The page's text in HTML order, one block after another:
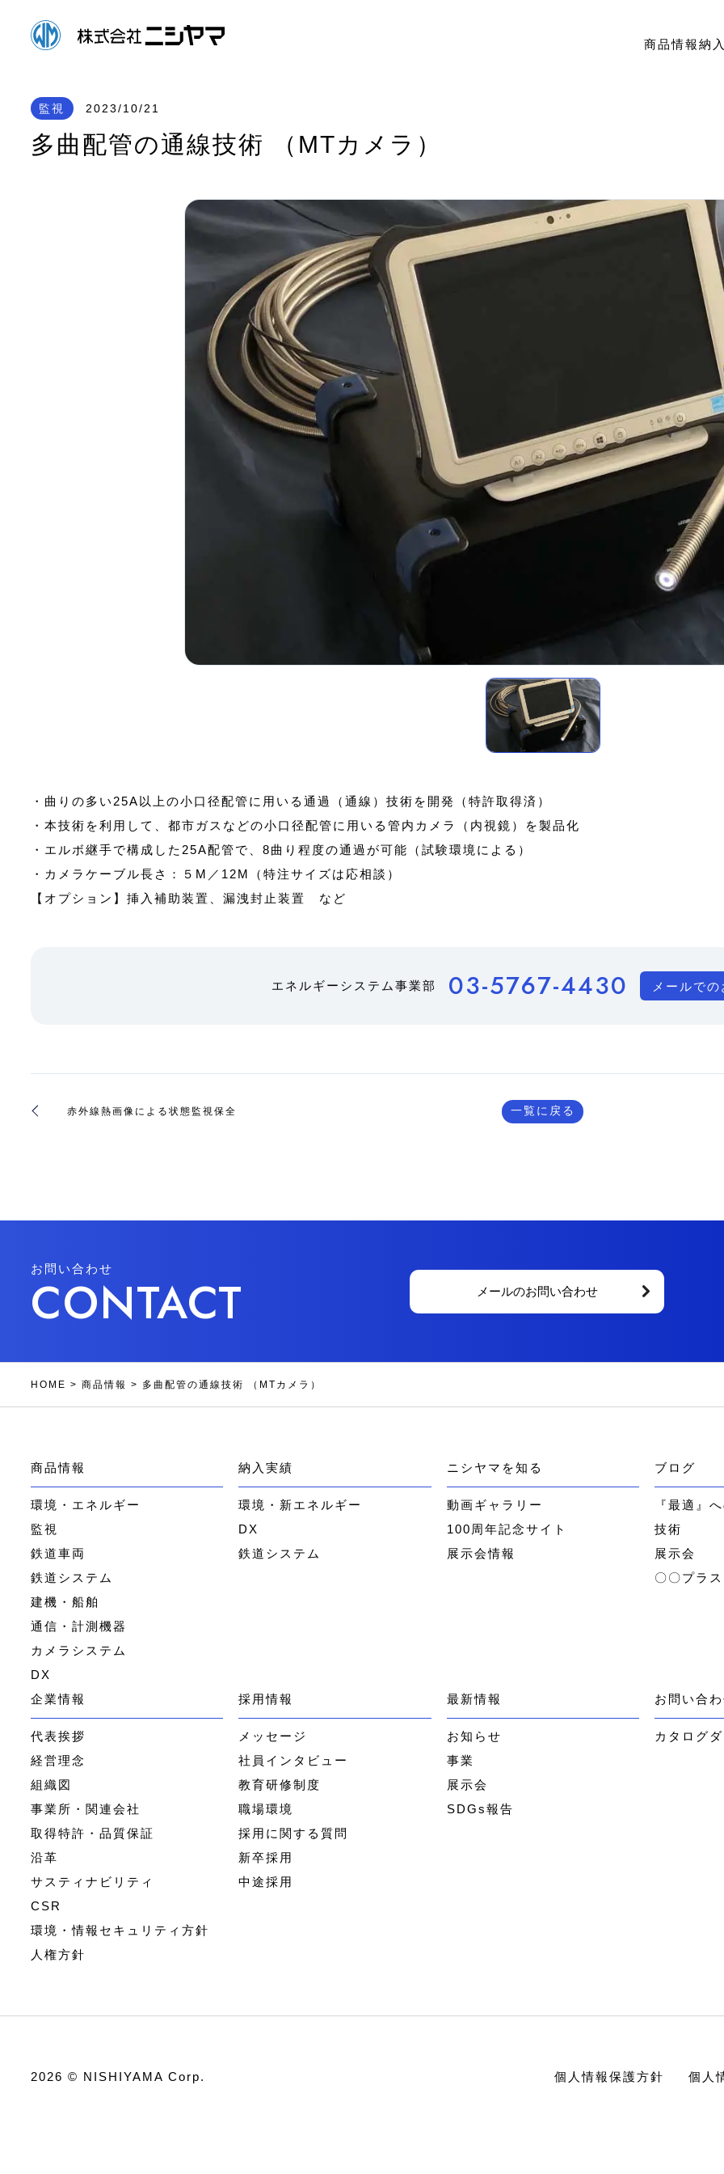
商品情報納
監視 2023/10/21
多曲配管の通線技術 （MTカメラ）
・曲りの多い25A以上の小口径配管に用いる通過（通線）技術を開発（特許取得済）
・本技術を利用して、都市ガスなどの小口径配管に用いる管内カメラ（内視鏡）を製品化
・エルボ継手で構成した25A配管で、8曲り程度の通過が可能（試験環境による）
・カメラケーブル長さ：５M／12M（特注サイズは応相談）
【オプション】挿入補助装置、漏洩封止装置 など
エネルギーシステム事業部 03-5767-4430 メールで
赤外線熱画像による状態監視保全 一覧に戻る
お問い合わせ
CONTACT メールのお問い合わせ
HOME > 商品情報 > 多曲配管の通線技術 （MTカメラ）
商品情報
環境・エネルギー
監視
鉄道車両
鉄道システム
建機・船舶
通信・計測機器
カメラシステム
DX
納入実績
環境・新エネルギー
DX
鉄道システム
ニシヤマを知る
動画ギャラリー
100周年記念サイト
展示会情報
ブログ
『最適』
技術
展示会
〇〇プラス
企業情報
代表挨拶
経営理念
組織図
事業所・関連会社
取得特許・品質保証
沿革
サスティナビリティ
CSR
環境・情報セキュリティ方針
人権方針
採用情報
メッセージ
社員インタビュー
教育研修制度
職場環境
採用に関する質問
新卒採用
中途採用
最新情報
お知らせ
事業
展示会
SDGs報告
お問い合
カタログ
個人情報保護方針 個人
2026 © NISHIYAMA Corp.